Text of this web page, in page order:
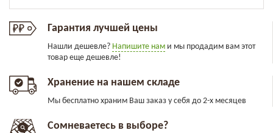
Гарантия лучшей цены
Нашли дешевле? Напишите нам и мы продадим вам этот
товар еще дешевле!
Хранение на нашем складе
Мы бесплатно храним Ваш заказ у себя до 2-х месяцев
Сомневаетесь в выборе?